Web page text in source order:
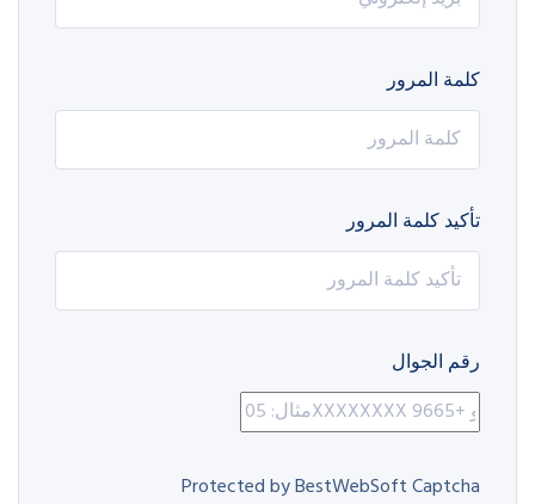
كلمة المرور
تأكيد كلمة المرور
رقم الجوال
Protected by BestWebSoft Captcha